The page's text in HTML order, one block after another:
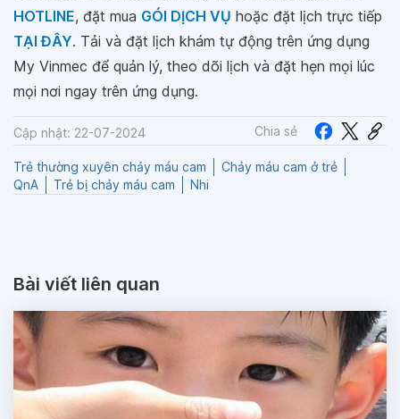
HOTLINE, đặt mua GÓI DỊCH VỤ hoặc đặt lịch trực tiếp
TẠI ĐÂY. Tải và đặt lịch khám tự động trên ứng dụng
My Vinmec để quản lý, theo dõi lịch và đặt hẹn mọi lúc
mọi nơi ngay trên ứng dụng.
Cập nhật: 22-07-2024 Chia sẻ
Trẻ thường xuyên chảy máu cam
Chảy máu cam ở trẻ
QnA
Trẻ bị chảy máu cam Nhi
Bài viết liên quan